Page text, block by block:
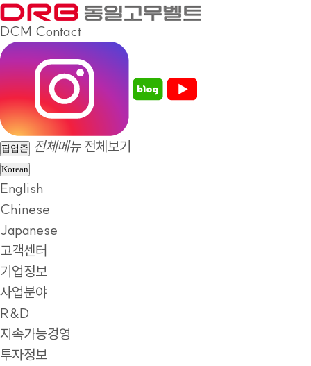
DCM Contact
팝업존 전체메뉴 전체보기
Korean
English
Chinese
Japanese
고객센터
기업정보
사업분야
R&D
지속가능경영
투자정보